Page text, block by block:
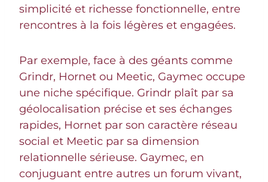
simplicité et richesse fonctionnelle, entre
rencontres à la fois légères et engagées.
Par exemple, face à des géants comme
Grindr, Hornet ou Meetic, Gaymec occupe
une niche spécifique. Grindr plaît par sa
géolocalisation précise et ses échanges
rapides, Hornet par son caractère réseau
social et Meetic par sa dimension
relationnelle sérieuse. Gaymec, en
conjuguant entre autres un forum vivant,